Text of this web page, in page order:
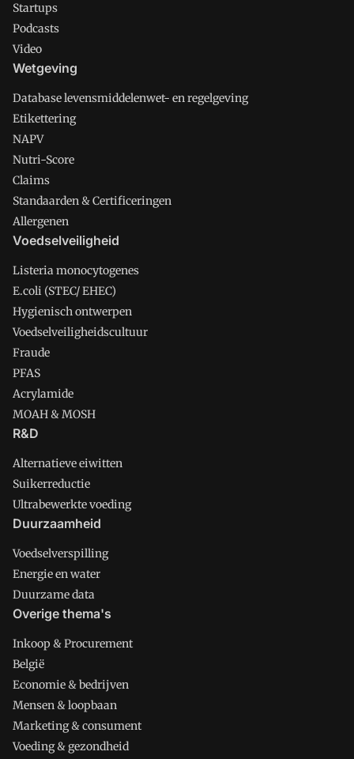
Startups
Podcasts
Video
Wetgeving
Database levensmiddelenwet- en regelgeving
Etikettering
NAPV
Nutri-Score
Claims
Standaarden & Certificeringen
Allergenen
Voedselveiligheid
Listeria monocytogenes
E.coli (STEC/ EHEC)
Hygienisch ontwerpen
Voedselveiligheidscultuur
Fraude
PFAS
Acrylamide
MOAH & MOSH
R&D
Alternatieve eiwitten
Suikerreductie
Ultrabewerkte voeding
Duurzaamheid
Voedselverspilling
Energie en water
Duurzame data
Overige thema's
Inkoop & Procurement
België
Economie & bedrijven
Mensen & loopbaan
Marketing & consument
Voeding & gezondheid